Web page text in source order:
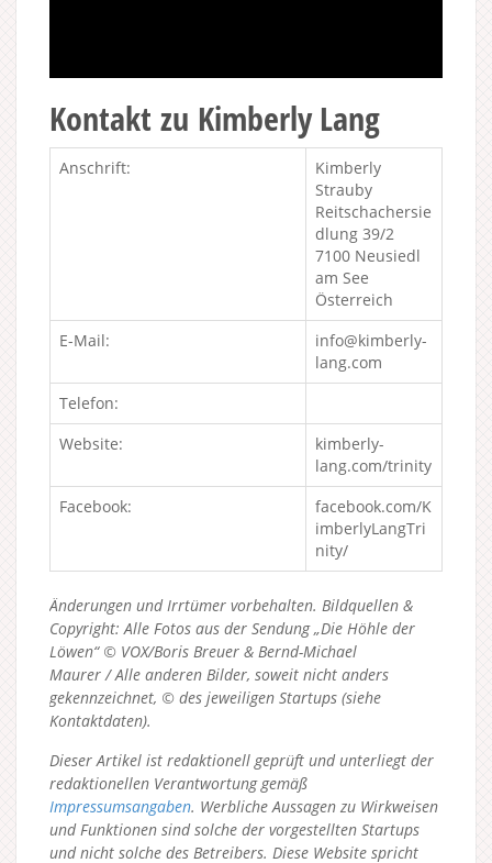
Kontakt zu Kimberly Lang
Anschrift:
Kimberly
Strauby
Reitschachersie
dlung 39/2
7100 Neusiedl
am See
Österreich
E-Mail:
info@kimberly-
lang.com
Telefon:
Website:
kimberly-
lang.com/trinity
Facebook:
facebook.com/K
imberlyLangTri
nity/
Änderungen und Irrtümer vorbehalten. Bildquellen &
Copyright: Alle Fotos aus der Sendung „Die Höhle der
Löwen“ © VOX/Boris Breuer & Bernd-Michael
Maurer / Alle anderen Bilder, soweit nicht anders
gekennzeichnet, © des jeweiligen Startups (siehe
Kontaktdaten).
Dieser Artikel ist redaktionell geprüft und unterliegt der
redaktionellen Verantwortung gemäß
Impressumsangaben. Werbliche Aussagen zu Wirkweisen
und Funktionen sind solche der vorgestellten Startups
und nicht solche des Betreibers. Diese Website spricht